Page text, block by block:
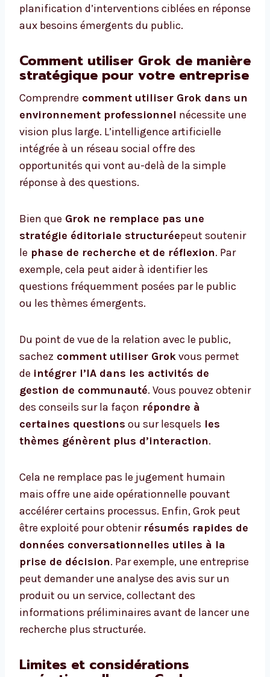
planification d’interventions ciblées en réponse
aux besoins émergents du public.
Comment utiliser Grok de manière
stratégique pour votre entreprise
Comprendre comment utiliser Grok dans un
environnement professionnel nécessite une
vision plus large. L’intelligence artificielle
intégrée à un réseau social offre des
opportunités qui vont au-delà de la simple
réponse à des questions.
Bien que Grok ne remplace pas une
stratégie éditoriale structuréepeut soutenir
le phase de recherche et de réflexion. Par
exemple, cela peut aider à identifier les
questions fréquemment posées par le public
ou les thèmes émergents.
Du point de vue de la relation avec le public,
sachez comment utiliser Grokvous permet
de intégrer l’IA dans les activités de
gestion de communauté. Vous pouvez obtenir
des conseils sur la façon répondre à
certaines questions ou sur lesquels les
thèmes génèrent plus d’interaction.
Cela ne remplace pas le jugement humain
mais offre une aide opérationnelle pouvant
accélérer certains processus. Enfin, Grok peut
être exploité pour obtenir résumés rapides de
données conversationnelles utiles à la
prise de décision. Par exemple, une entreprise
peut demander une analyse des avis sur un
produit ou un service, collectant des
informations préliminaires avant de lancer une
recherche plus structurée.
Limites et considérations